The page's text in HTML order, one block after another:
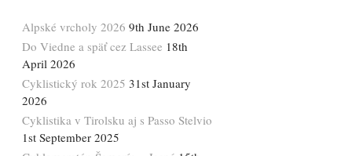
Alpské vrcholy 2026 9th June 2026
Do Viedne a späť cez Lassee 18th
April 2026
Cyklistický rok 2025 31st January
2026
Cyklistika v Tirolsku aj s Passo Stelvio
1st September 2025